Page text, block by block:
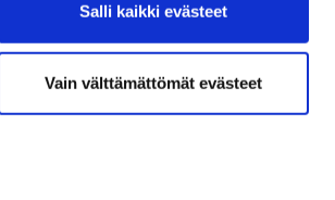
Salli kaikki evästeet
Vain välttämättömät evästeet